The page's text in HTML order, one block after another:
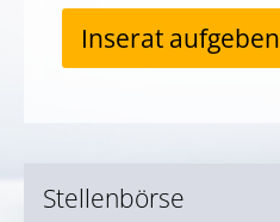
Inserat aufgeben
Stellenbörse